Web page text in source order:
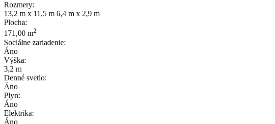
Rozmery:
13,2 m x 11,5 m 6,4 m x 2,9 m
Plocha:
171,00 m2
Sociálne zariadenie:
Áno
Výška:
3,2 m
Denné svetlo:
Áno
Plyn:
Áno
Elektrika:
Áno